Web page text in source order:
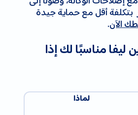
بتكلفة أقل مع حماية جيدة
الآن.
ليفا مناسبًا لك إذا
لماذا